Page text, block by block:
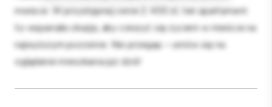
mieście. W przystępnej cenie 2 400 zł, ten apartament
to wspaniała okazja, aby cieszyć się życiem w mieście na
najwyższym poziomie. Nie przegap – umów się na
oglądanie mieszkania już dziś!